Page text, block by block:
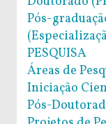
Pós-
PESQUISA
Áreas de
Iniciação
Pós-